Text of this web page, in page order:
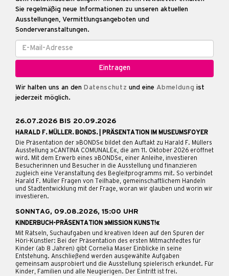
Sie regelmäßig neue Informationen zu unseren aktuellen
Ausstellungen, Vermittlungsangeboten und
Sonderveranstaltungen.
Wir halten uns an den Datenschutz und eineAbmeldung ist
jederzeit möglich.
26.07.2026 BIS 20.09.2026
HARALD F. MÜLLER. BONDS. | PRÄSENTATION IM MUSEUMSFOYER
Die Präsentation der »BONDS« bildet den Auftakt zu Harald F. Müllers
Ausstellung »CANTINA COMUNALE«, die am 11. Oktober 2026 eröffnet
wird. Mit dem Erwerb eines »BONDS«, einer Anleihe, investieren
Besucherinnen und Besucher in die Ausstellung und finanzieren
zugleich eine Veranstaltung des Begleitprogramms mit. So verbindet
Harald F. Müller Fragen von Teilhabe, gemeinschaftlichem Handeln
und Stadtentwicklung mit der Frage, woran wir glauben und worin wir
investieren.
SONNTAG, 09.08.2026, 15:00 UHR
KINDERBUCH-PRÄSENTATION »MISSION KUNST!«
Mit Rätseln, Suchaufgaben und kreativen Ideen auf den Spuren der
Höri-Künstler: Bei der Präsentation des ersten Mitmachfedtes für
Kinder (ab 8 Jahren) gibt Cornelia Maser Einblicke in seine
Entstehung. Anschließend werden ausgewählte Aufgaben
gemeinsam ausprobiert und die Ausstellung spielerisch erkundet. Für
Kinder, Familien und alle Neugierigen. Der Eintritt ist frei.